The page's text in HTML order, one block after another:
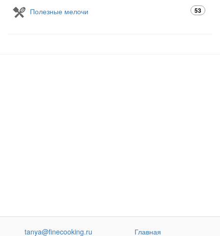
Полезные мелочи 53
tanya@finecooking.ru Главная